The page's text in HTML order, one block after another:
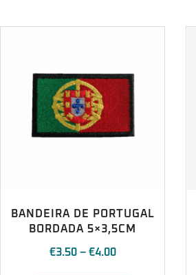
BANDEIRA DE PORTUGAL
BORDADA 5×3,5CM
€3.50 – €4.00